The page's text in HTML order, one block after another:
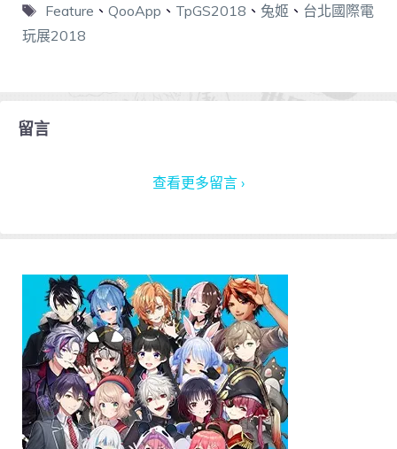
Feature 、 QooApp 、 TpGS2018 、 兔姬 、 台北國際電
玩展2018
留言
查看更多留言 ›